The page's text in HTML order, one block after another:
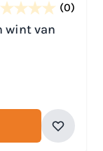
(0)
wint van